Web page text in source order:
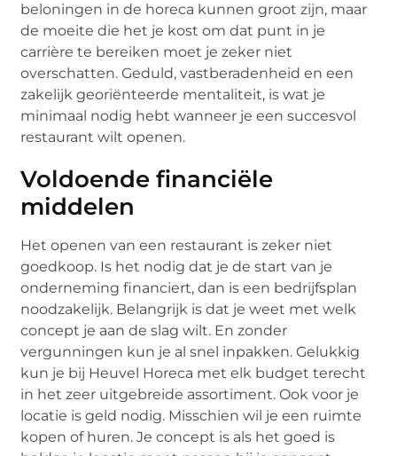
beloningen in de horeca kunnen groot zijn, maar
de moeite die het je kost om dat punt in je
carrière te bereiken moet je zeker niet
overschatten. Geduld, vastberadenheid en een
zakelijk georiënteerde mentaliteit, is wat je
minimaal nodig hebt wanneer je een succesvol
restaurant wilt openen.
Voldoende financiële
middelen
Het openen van een restaurant is zeker niet
goedkoop. Is het nodig dat je de start van je
onderneming financiert, dan is een bedrijfsplan
noodzakelijk. Belangrijk is dat je weet met welk
concept je aan de slag wilt. En zonder
vergunningen kun je al snel inpakken. Gelukkig
kun je bij Heuvel Horeca met elk budget terecht
in het zeer uitgebreide assortiment. Ook voor je
locatie is geld nodig. Misschien wil je een ruimte
kopen of huren. Je concept is als het goed is